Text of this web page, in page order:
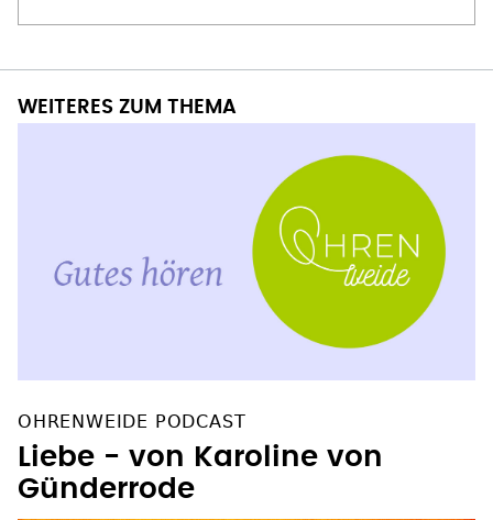
WEITERES ZUM THEMA
OHRENWEIDE PODCAST
Liebe - von Karoline von
Günderrode